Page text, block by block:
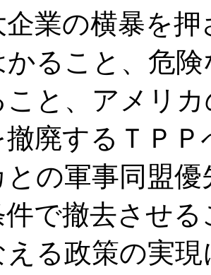
企業の横暴を
かること、危
こと、アメリ
撤廃するＴＰ
との軍事同盟
件で撤去させ
える政策の実